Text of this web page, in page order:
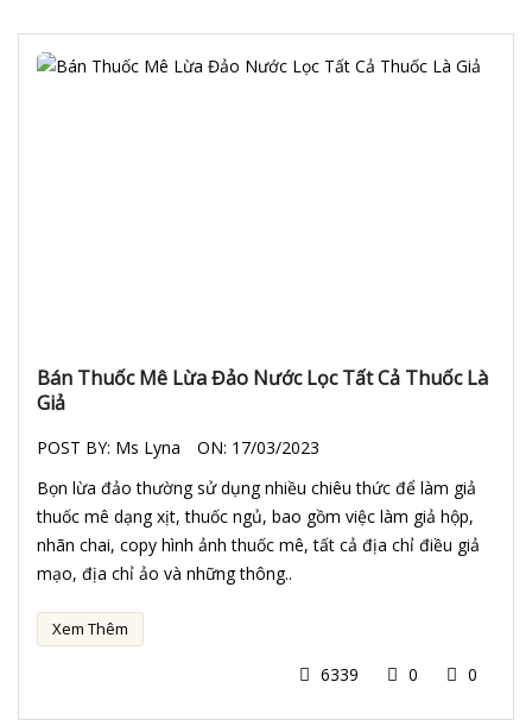
Bán Thuốc Mê Lừa Đảo Nước Lọc Tất Cả Thuốc Là
Giả
POST BY: Ms Lyna ON: 17/03/2023
Bọn lừa đảo thường sử dụng nhiều chiêu thức để làm giả
thuốc mê dạng xịt, thuốc ngủ, bao gồm việc làm giả hộp,
nhãn chai, copy hình ảnh thuốc mê, tất cả địa chỉ điều giả
mạo, địa chỉ ảo và những thông..
Xem Thêm
6339 0 0